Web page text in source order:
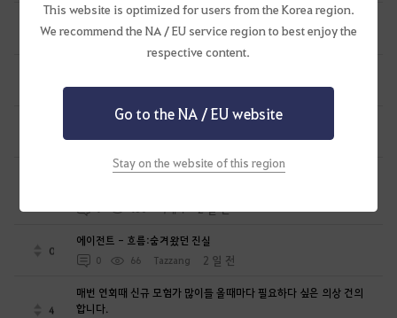
This website is optimized for users from the Korea region.
We recommend the NA / EU service region to best enjoy the
respective content.
Go to the NA / EU website
Stay on the website of this region
2
생활 노드 관련 건의
0 62 하잉2 1 일 전
1 119 흰태연 2 일 전
김실장님 방송을 보고
0 132 파스타토마토 2 일 전
여러분이 산 군왕 무기에 다른 가문명이 새겨져 있다면? (구매 전
1 130 흑태자 2 일 전
0
에이전트 - 흐름:숨겨왔던 진실
0 66 Tazzang 2 일 전
4
매번 연회때 신규 모험가 많이들 올때마다 필요하다 싶은 의상 건의
합니다.